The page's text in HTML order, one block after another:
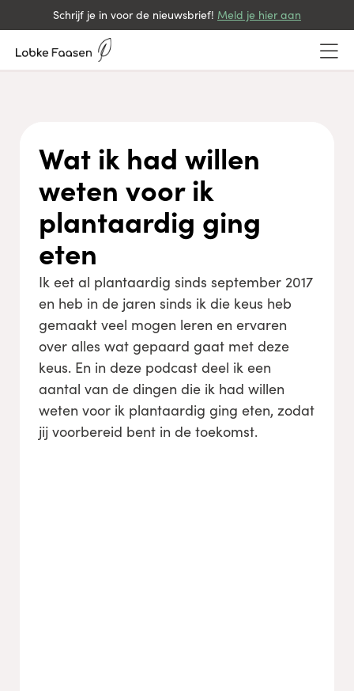
Schrijf je in voor de nieuwsbrief! Meld je hier aan
Wat ik had willen
weten voor ik
plantaardig ging
eten
Ik eet al plantaardig sinds september 2017
en heb in de jaren sinds ik die keus heb
gemaakt veel mogen leren en ervaren
over alles wat gepaard gaat met deze
keus. En in deze podcast deel ik een
aantal van de dingen die ik had willen
weten voor ik plantaardig ging eten, zodat
jij voorbereid bent in de toekomst.